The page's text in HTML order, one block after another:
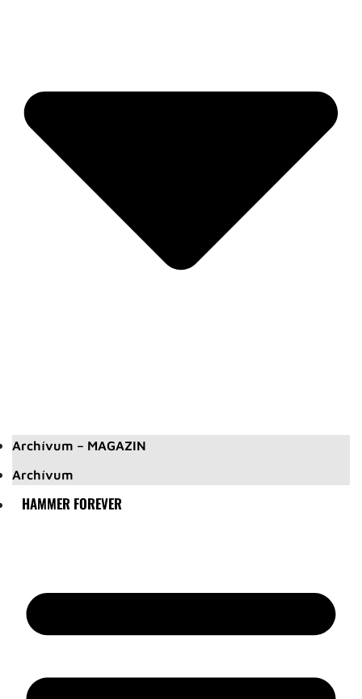
Archívum – MAGAZIN
Archívum
HAMMER FOREVER